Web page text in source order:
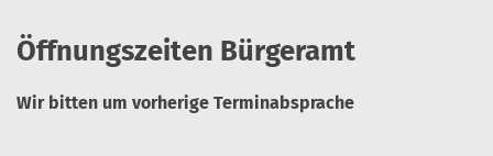
Öffnungszeiten Bürgeramt
Wir bitten um vorherige Terminabsprache